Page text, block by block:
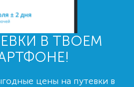
В ТВОЕМ
цены на путевки в